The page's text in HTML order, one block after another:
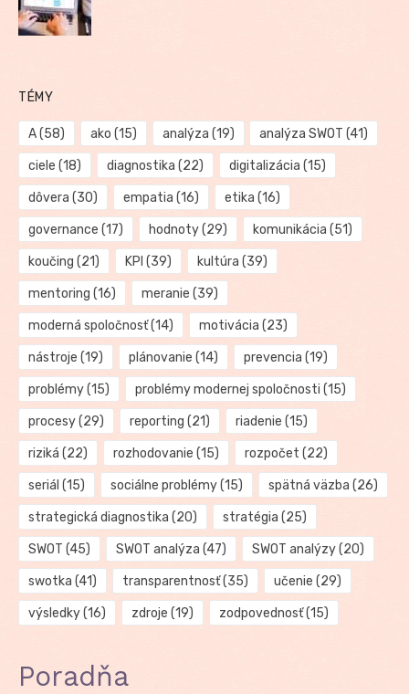
TÉMY
A(58) ako (15) analýza (19) analýza SWOT (41)
ciele (18) diagnostika (22) digitalizácia (15)
dôvera (30) empatia (16) etika (16)
governance (17) hodnoty(29) komunikácia (51)
koučing (21) KPI (39) kultúra (39)
mentoring (16) meranie (39)
moderná spoločnosť(14) motivácia (23)
nástroje (19) plánovanie (14) prevencia (19)
problémy(15) problémy modernej spoločnosti (15)
procesy(29) reporting (21) riadenie (15)
riziká (22) rozhodovanie (15) rozpočet (22)
seriál (15) sociálne problémy(15) spätná väzba (26)
strategická diagnostika (20) stratégia (25)
SWOT (45) SWOT analýza (47) SWOT analýzy(20)
swotka (41) transparentnosť(35) učenie (29)
výsledky(16) zdroje (19) zodpovednosť(15)
Poradňa